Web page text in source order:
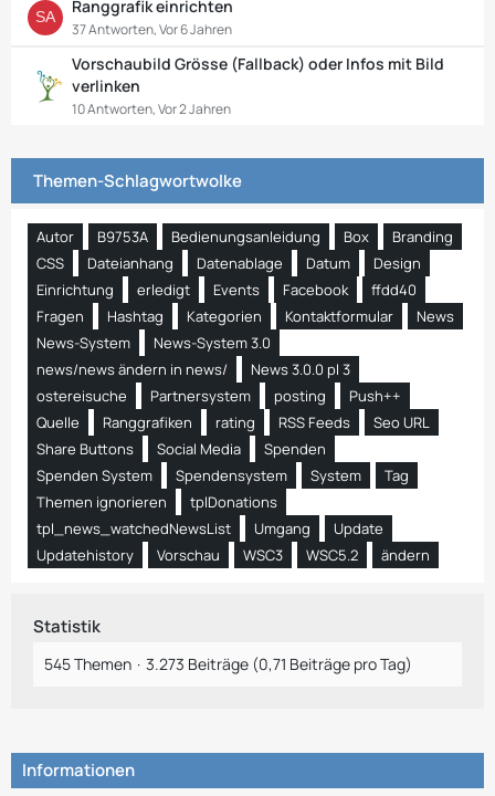
Ranggrafik einrichten
37 Antworten, Vor 6 Jahren
Vorschaubild Grösse (Fallback) oder Infos mit Bild
verlinken
10 Antworten, Vor 2 Jahren
Themen-Schlagwortwolke
Autor B9753A Bedienungsanleidung Box
Branding
CSS
Dateianhang Datenablage Datum
Design
Einrichtung
erledigt Events Facebook
ffdd40
Fragen
Hashtag Kategorien Kontaktformular
News
News-System
News-System 3.0
news/news ändern in news/
News 3.0.0 pl 3
ostereisuche
Partnersystem posting
Push++
Quelle
Ranggrafiken rating RSS Feeds
Seo URL
Share Buttons
Social Media
Spenden
Spenden System
Spendensystem System
Tag
Themen ignorieren
tplDonations
tpl_news_watchedNewsList
Umgang
Update
Updatehistory
Vorschau WSC3 WSC5.2 ändern
Statistik
545 Themen 3.273 Beiträge (0,71 Beiträge pro Tag)
Informationen